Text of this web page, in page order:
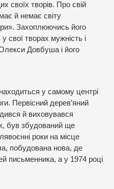
своїх творів. Про свій
й немає світу
Захоплюючись його
свої творах мужність і
Довбуша і його
у самому центрі
Первісний дерев’яний
й виховувався
був збудований ще
роки на місце
побудована нова, де
письменника, а у 1974 році